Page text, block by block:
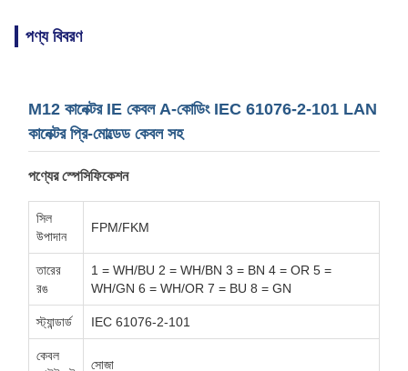
পণ্য বিবরণ
M12 কানেক্টর IE কেবল A-কোডিং IEC 61076-2-101 LAN
কানেক্টর প্রি-মোল্ডেড কেবল সহ
পণ্যের স্পেসিফিকেশন
সিল
উপাদান
FPM/FKM
তারের
রঙ
1 = WH/BU 2 = WH/BN 3 = BN 4 = OR 5 =
WH/GN 6 = WH/OR 7 = BU 8 = GN
স্ট্যান্ডার্ড IEC 61076-2-101
কেবল
সোজা